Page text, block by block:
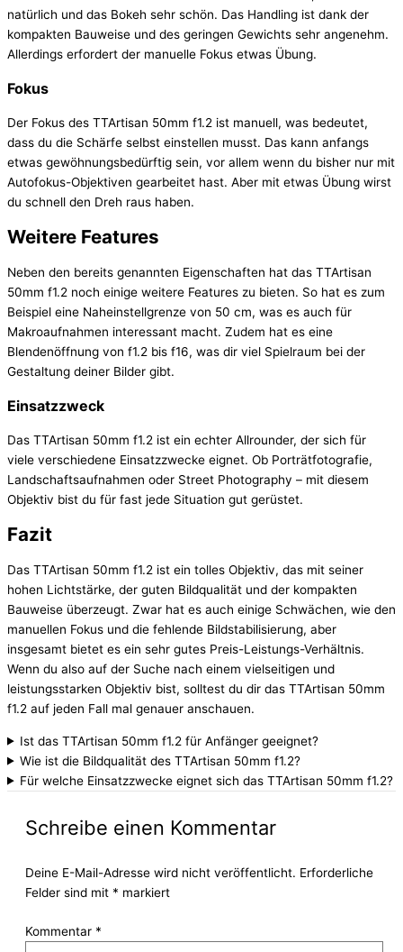
natürlich und das Bokeh sehr schön. Das Handling ist dank der
kompakten Bauweise und des geringen Gewichts sehr angenehm.
Allerdings erfordert der manuelle Fokus etwas Übung.
Fokus
Der Fokus des TTArtisan 50mm f1.2 ist manuell, was bedeutet,
dass du die Schärfe selbst einstellen musst. Das kann anfangs
etwas gewöhnungsbedürftig sein, vor allem wenn du bisher nur mit
Autofokus-Objektiven gearbeitet hast. Aber mit etwas Übung wirst
du schnell den Dreh raus haben.
Weitere Features
Neben den bereits genannten Eigenschaften hat das TTArtisan
50mm f1.2 noch einige weitere Features zu bieten. So hat es zum
Beispiel eine Naheinstellgrenze von 50 cm, was es auch für
Makroaufnahmen interessant macht. Zudem hat es eine
Blendenöffnung von f1.2 bis f16, was dir viel Spielraum bei der
Gestaltung deiner Bilder gibt.
Einsatzzweck
Das TTArtisan 50mm f1.2 ist ein echter Allrounder, der sich für
viele verschiedene Einsatzzwecke eignet. Ob Porträtfotografie,
Landschaftsaufnahmen oder Street Photography – mit diesem
Objektiv bist du für fast jede Situation gut gerüstet.
Fazit
Das TTArtisan 50mm f1.2 ist ein tolles Objektiv, das mit seiner
hohen Lichtstärke, der guten Bildqualität und der kompakten
Bauweise überzeugt. Zwar hat es auch einige Schwächen, wie den
manuellen Fokus und die fehlende Bildstabilisierung, aber
insgesamt bietet es ein sehr gutes Preis-Leistungs-Verhältnis.
Wenn du also auf der Suche nach einem vielseitigen und
leistungsstarken Objektiv bist, solltest du dir das TTArtisan 50mm
f1.2 auf jeden Fall mal genauer anschauen.
Ist das TTArtisan 50mm f1.2 für Anfänger geeignet?
Wie ist die Bildqualität des TTArtisan 50mm f1.2?
Für welche Einsatzzwecke eignet sich das TTArtisan 50mm f1.2?
Schreibe einen Kommentar
Deine E-Mail-Adresse wird nicht veröffentlicht. Erforderliche
Felder sind mit * markiert
Kommentar *